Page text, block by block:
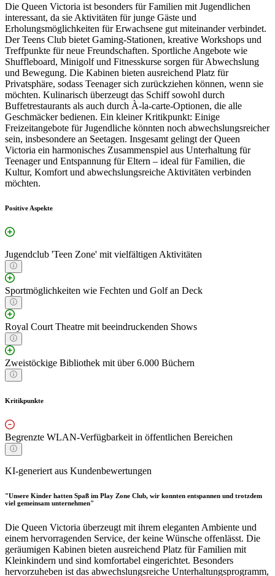
Die Queen Victoria ist besonders für Familien mit Jugendlichen
interessant, da sie Aktivitäten für junge Gäste und
Erholungsmöglichkeiten für Erwachsene gut miteinander verbindet.
Der Teens Club bietet Gaming-Stationen, kreative Workshops und
Treffpunkte für neue Freundschaften. Sportliche Angebote wie
Shuffleboard, Minigolf und Fitnesskurse sorgen für Abwechslung
und Bewegung. Die Kabinen bieten ausreichend Platz für
Privatsphäre, sodass Teenager sich zurückziehen können, wenn sie
möchten. Kulinarisch überzeugt das Schiff sowohl durch
Buffetrestaurants als auch durch À-la-carte-Optionen, die alle
Geschmäcker bedienen. Ein kleiner Kritikpunkt: Einige
Freizeitangebote für Jugendliche könnten noch abwechslungsreicher
sein, insbesondere an Seetagen. Insgesamt gelingt der Queen
Victoria ein harmonisches Zusammenspiel aus Unterhaltung für
Teenager und Entspannung für Eltern – ideal für Familien, die
Kultur, Komfort und abwechslungsreiche Aktivitäten verbinden
möchten.
Positive Aspekte
Jugendclub 'Teen Zone' mit vielfältigen Aktivitäten
Sportmöglichkeiten wie Fechten und Golf an Deck
Royal Court Theatre mit beeindruckenden Shows
Zweistöckige Bibliothek mit über 6.000 Büchern
Kritikpunkte
Begrenzte WLAN-Verfügbarkeit in öffentlichen Bereichen
KI-generiert aus Kundenbewertungen
"Unsere Kinder hatten Spaß im Play Zone Club, wir konnten entspannen und trotzdem
viel gemeinsam unternehmen"
Die Queen Victoria überzeugt mit ihrem eleganten Ambiente und
einem hervorragenden Service, der keine Wünsche offenlässt. Die
geräumigen Kabinen bieten ausreichend Platz für Familien mit
Kleinkindern und sind komfortabel eingerichtet. Besonders
hervorzuheben ist das abwechslungsreiche Unterhaltungsprogramm,